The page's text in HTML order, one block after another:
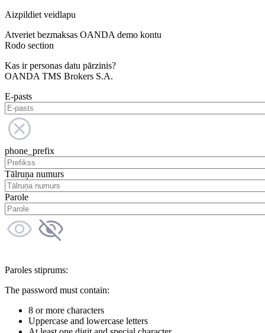
Aizpildiet veidlapu
Atveriet bezmaksas OANDA demo kontu
Rodo section
Kas ir personas datu pārzinis?
OANDA TMS Brokers S.A.
E-pasts
phone_prefix
Tālruņa numurs
Parole
Paroles stiprums:
The password must contain:
8 or more characters
Uppercase and lowercase letters